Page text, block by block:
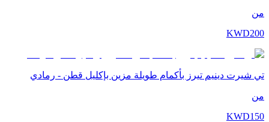
من
KWD200
تي شيرت دينيم تيرز بأكمام طويلة مزين بإكليل قطن - رمادي
من
KWD150